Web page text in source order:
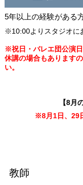
5年以上の経験がある
※10:00よりスタジオに
※祝日・バレエ団公演
休講の場合もあります
い。
【8月
※8月1日、29
教師